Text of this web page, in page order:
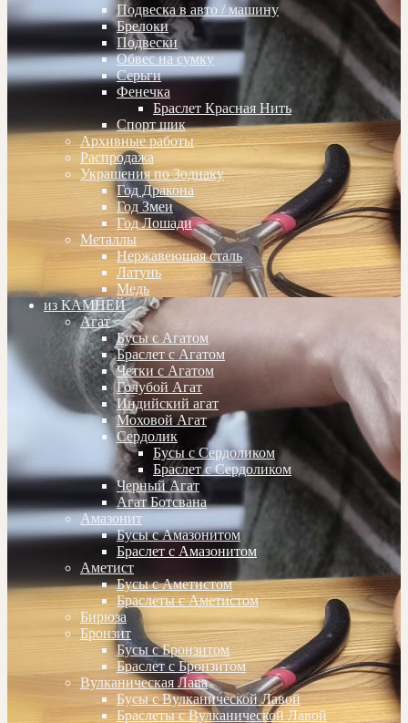
Подвеска в авто / машину
Брелоки
Подвески
Обвес на сумку
Серьги
Фенечка
Браслет Красная Нить
Спорт шик
Архивные работы
Распродажа
Украшения по Зодиаку
Год Дракона
Год Змеи
Год Лошади
Металлы
Нержавеющая сталь
Латунь
Медь
из КАМНЕЙ
Агат
Бусы с Агатом
Браслет с Агатом
Четки с Агатом
Голубой Агат
Индийский агат
Моховой Агат
Сердолик
Бусы с Сердоликом
Браслет с Сердоликом
Черный Агат
Агат Ботсвана
Амазонит
Бусы с Амазонитом
Браслет с Амазонитом
Аметист
Бусы с Аметистом
Браслеты с Аметистом
Бирюза
Бронзит
Бусы с Бронзитом
Браслет с Бронзитом
Вулканическая Лава
Бусы с Вулканической Лавой
Браслеты с Вулканической Лавой